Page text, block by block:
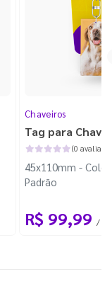
Chaveiros
Tag para
(0
45x110mm -
Padrão
R$ 99,99 /